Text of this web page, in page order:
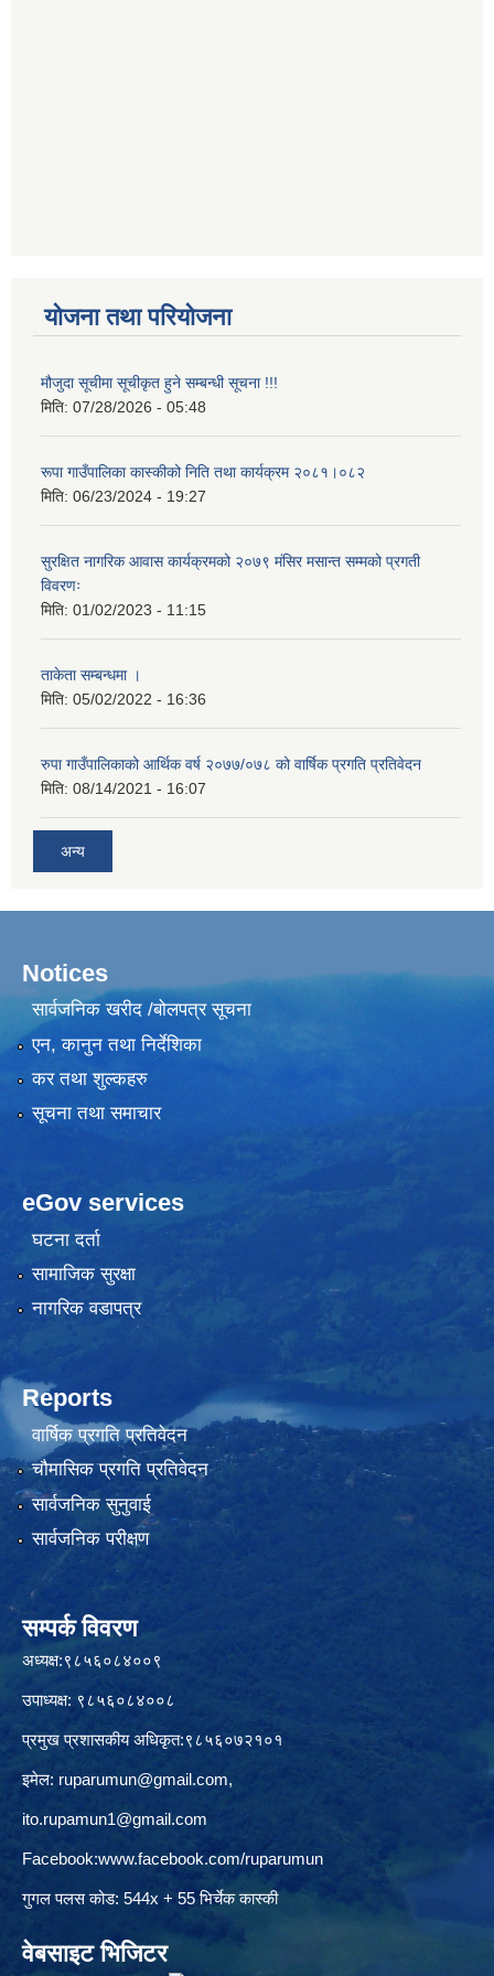
योजना तथा परियोजना
मौजुदा सूचीमा सूचीकृत हुने सम्बन्धी सूचना !!!
मिति: 07/28/2026 - 05:48
रूपा गाउँपालिका कास्कीको निति तथा कार्यक्रम २०८१।०८२
मिति: 06/23/2024 - 19:27
सुरक्षित नागरिक आवास कार्यक्रमको २०७९ मंसिर मसान्त सम्मको प्रगती
विवरणः
मिति: 01/02/2023 - 11:15
ताकेता सम्बन्धमा ।
मिति: 05/02/2022 - 16:36
रुपा गाउँपालिकाको आर्थिक वर्ष २०७७/०७८ को वार्षिक प्रगति प्रतिवेदन
मिति: 08/14/2021 - 16:07
अन्य
Notices
सार्वजनिक खरीद /बोलपत्र सूचना
एन, कानुन तथा निर्देशिका
कर तथा शुल्कहरु
सूचना तथा समाचार
eGov services
घटना दर्ता
सामाजिक सुरक्षा
नागरिक वडापत्र
Reports
वार्षिक प्रगति प्रतिवेदन
चौमासिक प्रगति प्रतिवेदन
सार्वजनिक सुनुवाई
सार्वजनिक परीक्षण
सम्पर्क विवरण
अध्यक्ष:९८५६०८४००९
उपाध्यक्ष: ९८५६०८४००८
प्रमुख प्रशासकीय अधिकृत:९८५६०७२१०१
इमेल: ruparumun@gmail.com,
ito.rupamun1@gmail.com
Facebook:www.facebook.com/ruparumun
गुगल पलस कोड: 544x + 55 भिर्चेक कास्की
वेबसाइट भिजिटर